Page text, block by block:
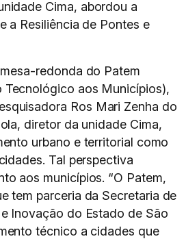
Cima, abordou a
a Resiliência de Pontes e
redonda do Patem
Tecnológico aos Municípios),
Ros Mari Zenha do
diretor da unidade Cima,
urbano e territorial como
Tal perspectiva
aos municípios. “O Patem,
tem parceria da Secretaria de
Inovação do Estado de São
técnico a cidades que